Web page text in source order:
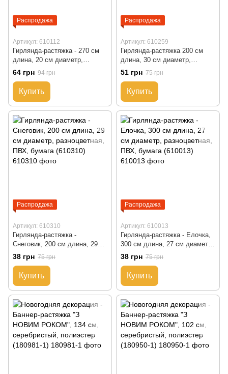
Распродажа
Артикул: 610112
Гирлянда-растяжка - 270 см
длина, 20 см диаметр,
разноцветная, ПВХ, бумага
(610112)
64 грн 94 грн
Купить
Распродажа
Артикул: 610259
Гирлянда-растяжка 200 см
длина, 30 см диаметр,
разноцветная, ПВХ, бумага
(610259)
51 грн 75 грн
Купить
Распродажа
Артикул: 610310
Гирлянда-растяжка -
Снеговик, 200 см длина, 29
см диаметр, разноцветная,
ПВХ, бумага (610310)
38 грн 75 грн
Купить
Распродажа
Артикул: 610013
Гирлянда-растяжка - Елочка,
300 см длина, 27 см диаметр,
разноцветная, ПВХ, бумага
(610013)
38 грн 75 грн
Купить